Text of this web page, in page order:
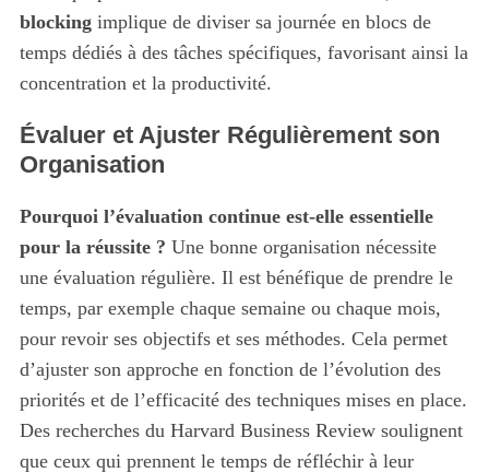
blockingimplique de diviser sa journée en blocs de
temps dédiés à des tâches spécifiques, favorisant ainsi la
concentration et la productivité.
Évaluer et Ajuster Régulièrement son
Organisation
Pourquoi l’évaluation continue est-elle essentielle
pour la réussite ? Une bonne organisation nécessite
une évaluation régulière. Il est bénéfique de prendre le
temps, par exemple chaque semaine ou chaque mois,
pour revoir ses objectifs et ses méthodes. Cela permet
d’ajuster son approche en fonction de l’évolution des
priorités et de l’efficacité des techniques mises en place.
Des recherches du Harvard Business Review soulignent
que ceux qui prennent le temps de réfléchir à leur
S
e
c
h
f
o
: